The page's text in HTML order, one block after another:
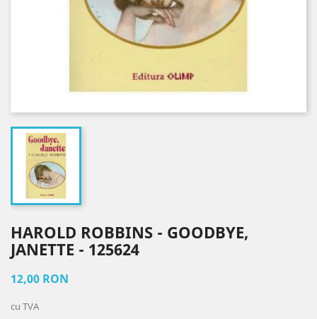
HAROLD ROBBINS - GOODBYE,
JANETTE - 125624
12,00 RON
cu TVA